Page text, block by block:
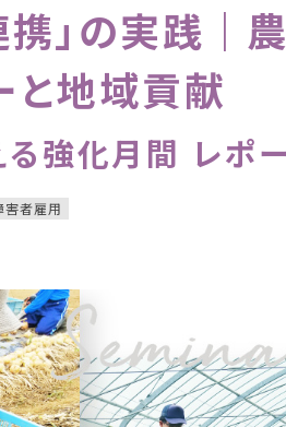
」の実践｜
と地域貢献
強化月間 レポ
害者雇用